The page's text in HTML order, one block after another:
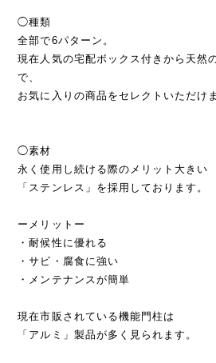
◯種類
全部で6パターン。
現在人気の宅配ボックス付きから天然
で、
お気に入りの商品をセレクトいただけ
◯素材
永く使用し続ける際のメリット大きい
「ステンレス」を採用しております。
ーメリットー
・耐候性に優れる
・サビ・腐食に強い
・メンテナンスが簡単
現在市販されている機能門柱は
「アルミ」製品が多く見られます。